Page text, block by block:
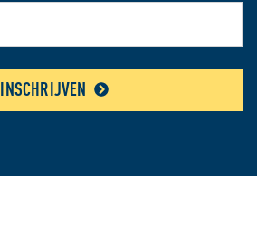
INSCHRIJVEN